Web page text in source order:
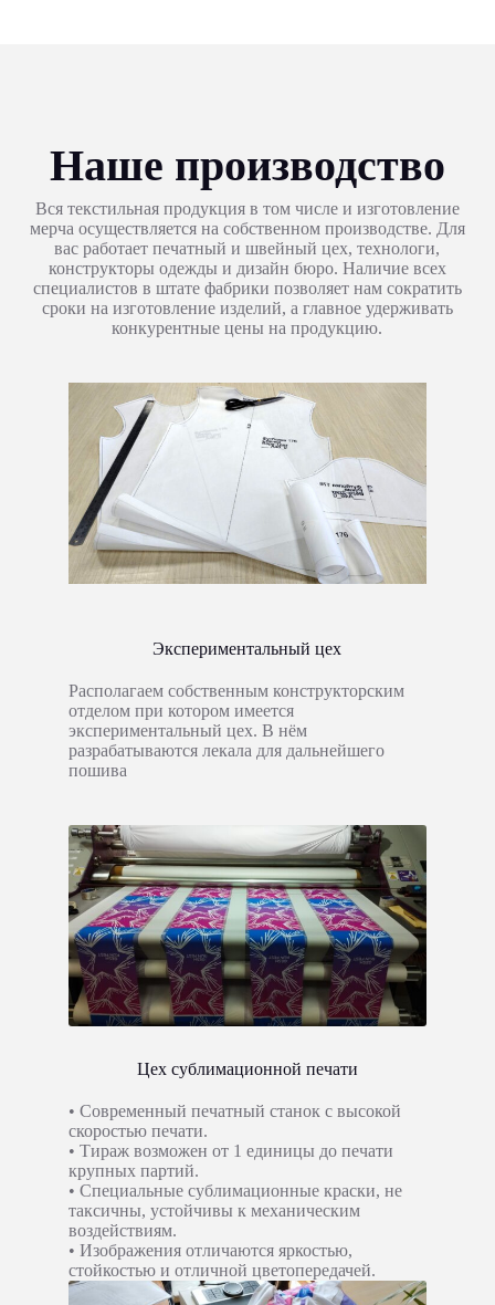
Наше производство
Вся текстильная продукция в том числе и изготовление
мерча осуществляется на собственном производстве. Для
вас работает печатный и швейный цех, технологи,
конструкторы одежды и дизайн бюро. Наличие всех
специалистов в штате фабрики позволяет нам сократить
сроки на изготовление изделий, а главное удерживать
конкурентные цены на продукцию.
Экспериментальный цех
Располагаем собственным конструкторским
отделом при котором имеется
экспериментальный цех. В нём
разрабатываются лекала для дальнейшего
пошива
Цех сублимационной печати
• Современный печатный станок с высокой
скоростью печати.
• Тираж возможен от 1 единицы до печати
крупных партий.
• Специальные сублимационные краски, не
таксичны, устойчивы к механическим
воздействиям.
• Изображения отличаются яркостью,
стойкостью и отличной цветопередачей.